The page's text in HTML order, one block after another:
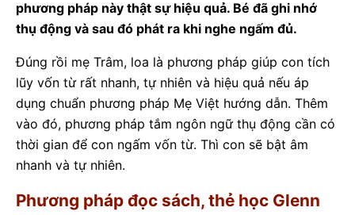
phương pháp này thật sự hiệu quả. Bé đã ghi nhớ
thụ động và sau đó phát ra khi nghe ngấm đủ.
Đúng rồi mẹ Trâm, loa là phương pháp giúp con tích
lũy vốn từ rất nhanh, tự nhiên và hiệu quả nếu áp
dụng chuẩn phương pháp Mẹ Việt hướng dẫn. Thêm
vào đó, phương pháp tắm ngôn ngữ thụ động cần có
thời gian để con ngấm vốn từ. Thì con sẽ bật âm
nhanh và tự nhiên.
Phương pháp đọc sách, thẻ học Glenn